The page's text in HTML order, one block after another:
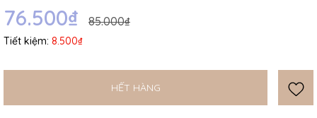
76.500₫ 85.000₫
Tiết kiệm: 8.500₫
HẾT HÀNG